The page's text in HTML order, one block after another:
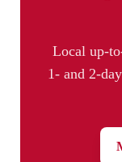
Local up-
1- and 2-